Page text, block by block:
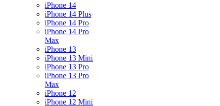
iPhone 14
iPhone 14 Plus
iPhone 14 Pro
iPhone 14 Pro
Max
iPhone 13
iPhone 13 Mini
iPhone 13 Pro
iPhone 13 Pro
Max
iPhone 12
iPhone 12 Mini